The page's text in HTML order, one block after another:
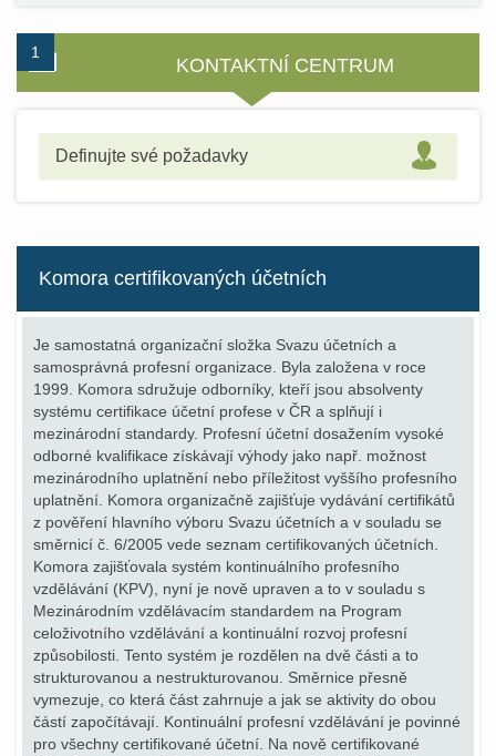
1
KONTAKTNÍ CENTRUM
Definujte své požadavky
Komora certifikovaných účetních
Je samostatná organizační složka Svazu účetních a
samosprávná profesní organizace. Byla založena v roce
1999. Komora sdružuje odborníky, kteří jsou absolventy
systému certifikace účetní profese v ČR a splňují i
mezinárodní standardy. Profesní účetní dosažením vysoké
odborné kvalifikace získávají výhody jako např. možnost
mezinárodního uplatnění nebo příležitost vyššího profesního
uplatnění. Komora organizačně zajišťuje vydávání certifikátů
z pověření hlavního výboru Svazu účetních a v souladu se
směrnicí č. 6/2005 vede seznam certifikovaných účetních.
Komora zajišťovala systém kontinuálního profesního
vzdělávání (KPV), nyní je nově upraven a to v souladu s
Mezinárodním vzdělávacím standardem na Program
celoživotního vzdělávání a kontinuální rozvoj profesní
způsobilosti. Tento systém je rozdělen na dvě části a to
strukturovanou a nestrukturovanou. Směrnice přesně
vymezuje, co která část zahrnuje a jak se aktivity do obou
částí započítávají. Kontinuální profesní vzdělávání je povinné
pro všechny certifikované účetní. Na nově certifikované